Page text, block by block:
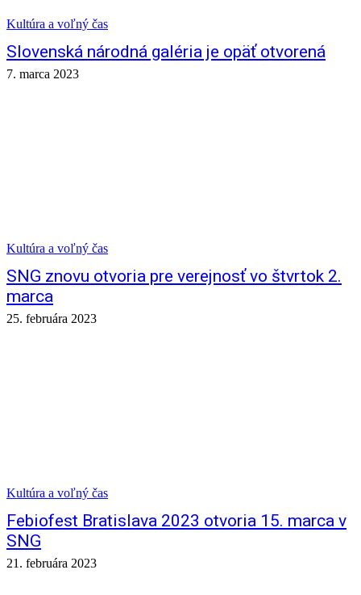
Kultúra a voľný čas
Slovenská národná galéria je opäť otvorená
7. marca 2023
Kultúra a voľný čas
SNG znovu otvoria pre verejnosť vo štvrtok 2.
marca
25. februára 2023
Kultúra a voľný čas
Febiofest Bratislava 2023 otvoria 15. marca v
SNG
21. februára 2023